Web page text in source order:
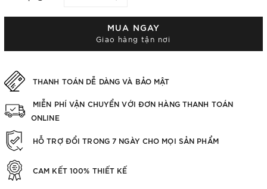
MUA NGAY
Giao hàng tận nơi
THANH TOÁN DỄ DÀNG VÀ BẢO MẬT
MIỄN PHÍ VẬN CHUYỂN VỚI ĐƠN HÀNG THANH TOÁN
ONLINE
HỖ TRỢ ĐỔI TRONG 7 NGÀY CHO MỌI SẢN PHẨM
CAM KẾT 100% THIẾT KẾ